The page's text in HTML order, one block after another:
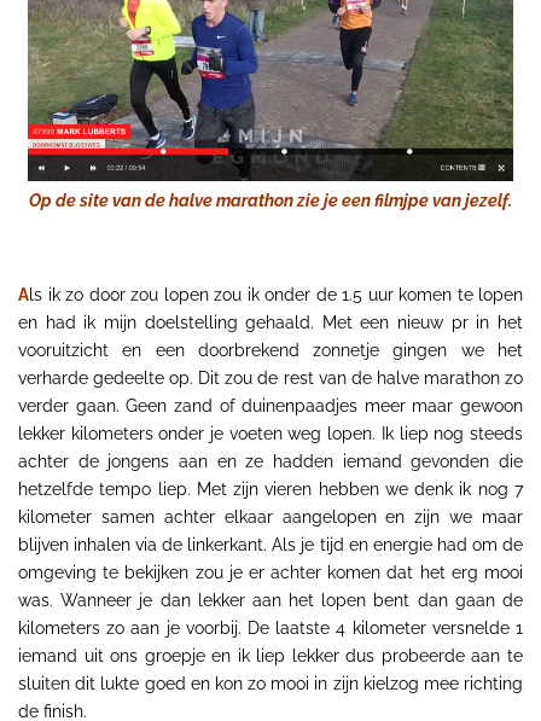
Op de site van de halve marathon zie je een filmjpe van jezelf.
Als ik zo door zou lopen zou ik onder de 1.5 uur komen te lopen
en had ik mijn doelstelling gehaald. Met een nieuw pr in het
vooruitzicht en een doorbrekend zonnetje gingen we het
verharde gedeelte op. Dit zou de rest van de halve marathon zo
verder gaan. Geen zand of duinenpaadjes meer maar gewoon
lekker kilometers onder je voeten weg lopen. Ik liep nog steeds
achter de jongens aan en ze hadden iemand gevonden die
hetzelfde tempo liep. Met zijn vieren hebben we denk ik nog 7
kilometer samen achter elkaar aangelopen en zijn we maar
blijven inhalen via de linkerkant. Als je tijd en energie had om de
omgeving te bekijken zou je er achter komen dat het erg mooi
was. Wanneer je dan lekker aan het lopen bent dan gaan de
kilometers zo aan je voorbij. De laatste 4 kilometer versnelde 1
iemand uit ons groepje en ik liep lekker dus probeerde aan te
sluiten dit lukte goed en kon zo mooi in zijn kielzog mee richting
de finish.